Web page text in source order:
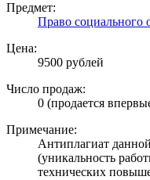
Предмет:
Право социального
Цена:
9500 рублей
Число продаж:
0 (продается
Примечание:
Антиплагиат
(уникальность
технических